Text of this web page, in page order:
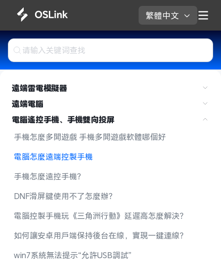
繁體中文
遠端雷電模擬器
遠端電腦
電腦遙控手機、手機雙向投屏
手機怎麼多開遊戲 手機多開遊戲軟體哪個好
電腦怎麼遠端控製手機
手機怎麼遠控手機？
DNF滑屏鍵使用不了怎麼辦？
電腦控製手機玩《三角洲行動》延遲高怎麼解決？
如何讓安卓用戶端保持後台在線，實現一鍵連線？
win7系統無法提示“允許USB調試”